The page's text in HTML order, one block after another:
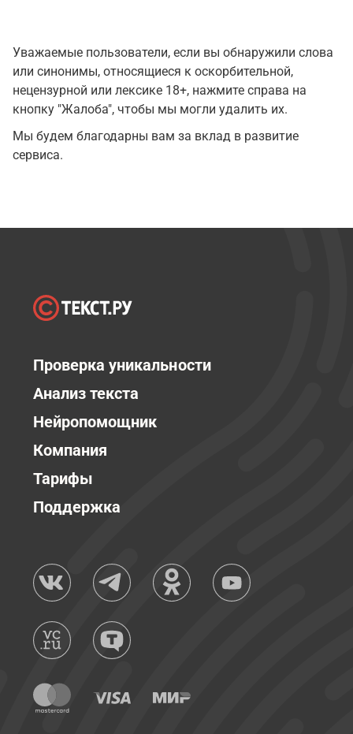
Уважаемые пользователи, если вы обнаружили слова
или синонимы, относящиеся к оскорбительной,
нецензурной или лексике 18+, нажмите справа на
кнопку "Жалоба", чтобы мы могли удалить их.
Мы будем благодарны вам за вклад в развитие
сервиса.
Проверка уникальности
Анализ текста
Нейропомощник
Компания
Тарифы
Поддержка